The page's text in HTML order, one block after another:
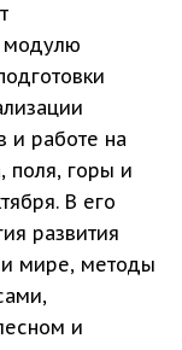
модулю
и работе на
поля, горы и
В его
развития
и мире, методы
и